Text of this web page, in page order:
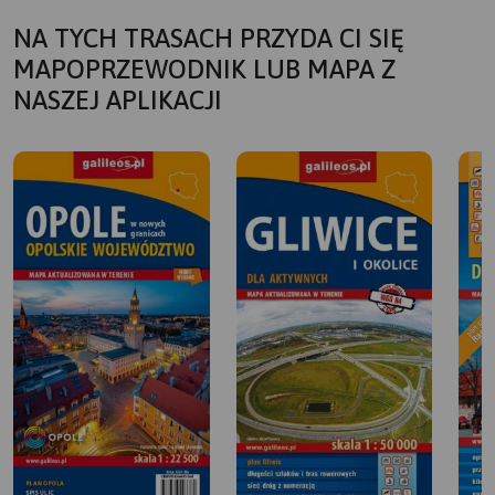
option=com_content&view=article&id=69&Itemid=186
NA TYCH TRASACH PRZYDA CI SIĘ
MAPOPRZEWODNIK LUB MAPA Z
NASZEJ APLIKACJI